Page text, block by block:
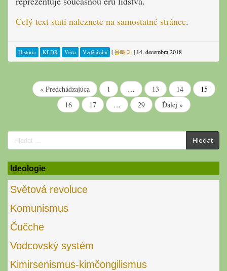
Celý text stati naleznete na samostatné stránce.
História KĽDR Věda Vzdělávání | 올빼미 | 14. decembra 2018
« Predchádzajúca 1 … 13 14
15
16
17 … 29 Ďalej »
Search
for:
Hledat
Ideologie
Světová revoluce
Komunismus
Čučche
Vodcovský systém
Kimirsenismus-kimčongilismus